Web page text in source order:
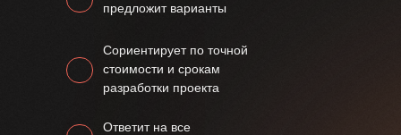
Сориентирует по точной
стоимости и срокам
разработки проекта
Ответит на все
предложит варианты